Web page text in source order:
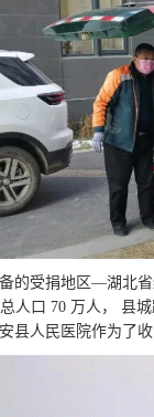
受捐地区—湖北省
人口 70 万人， 县
县人民医院作为了